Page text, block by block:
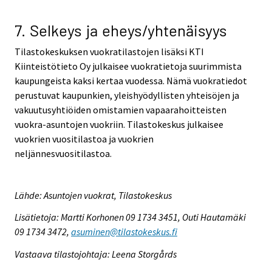
7. Selkeys ja eheys/yhtenäisyys
Tilastokeskuksen vuokratilastojen lisäksi KTI
Kiinteistötieto Oy julkaisee vuokratietoja suurimmista
kaupungeista kaksi kertaa vuodessa. Nämä vuokratiedot
perustuvat kaupunkien, yleishyödyllisten yhteisöjen ja
vakuutusyhtiöiden omistamien vapaarahoitteisten
vuokra-asuntojen vuokriin. Tilastokeskus julkaisee
vuokrien vuositilastoa ja vuokrien
neljännesvuositilastoa.
Lähde: Asuntojen vuokrat, Tilastokeskus
Lisätietoja: Martti Korhonen 09 1734 3451, Outi Hautamäki
09 1734 3472, asuminen@tilastokeskus.fi
Vastaava tilastojohtaja: Leena Storgårds